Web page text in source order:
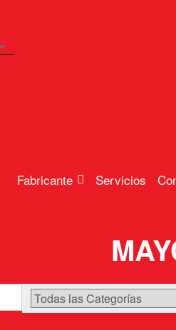
Fabricante Servicios